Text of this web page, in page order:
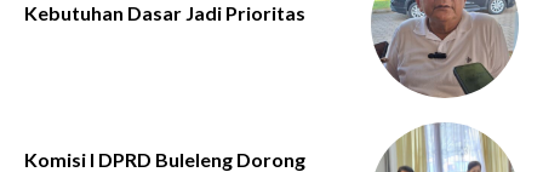
Kebutuhan Dasar Jadi Prioritas
Komisi I DPRD Buleleng Dorong